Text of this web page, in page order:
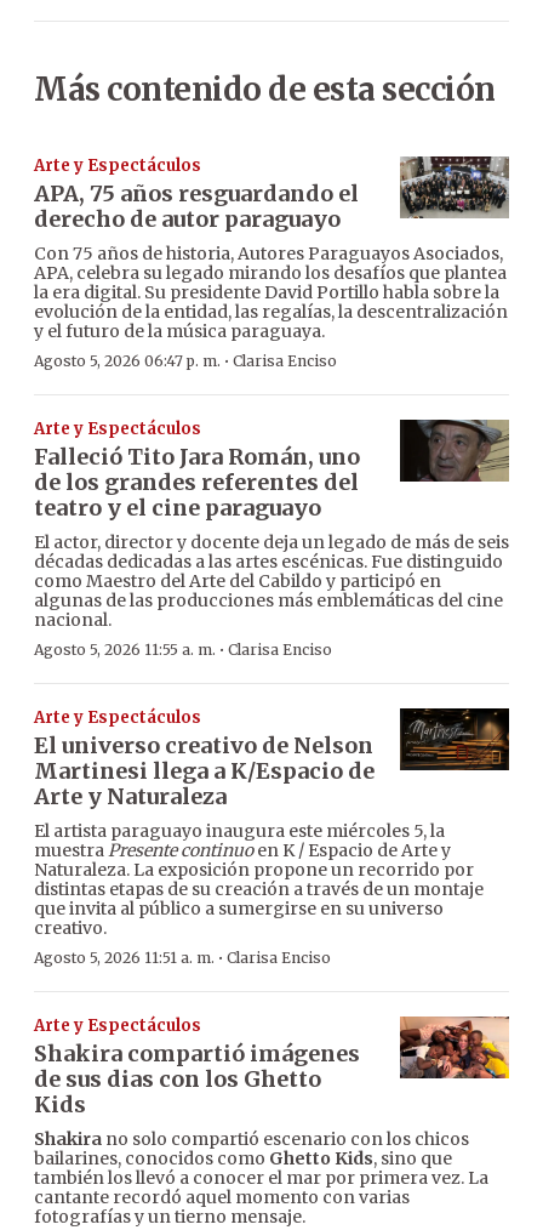
Más contenido de esta sección
Arte y Espectáculos
APA, 75 años resguardando el
derecho de autor paraguayo
Con 75 años de historia, Autores Paraguayos Asociados,
APA, celebra su legado mirando los desafíos que plantea
la era digital. Su presidente David Portillo habla sobre la
evolución de la entidad, las regalías, la descentralización
y el futuro de la música paraguaya.
Agosto 5, 2026 06:47 p. m. · Clarisa Enciso
Arte y Espectáculos
Falleció Tito Jara Román, uno
de los grandes referentes del
teatro y el cine paraguayo
El actor, director y docente deja un legado de más de seis
décadas dedicadas a las artes escénicas. Fue distinguido
como Maestro del Arte del Cabildo y participó en
algunas de las producciones más emblemáticas del cine
nacional.
Agosto 5, 2026 11:55 a. m. · Clarisa Enciso
Arte y Espectáculos
El universo creativo de Nelson
Martinesi llega a K/Espacio de
Arte y Naturaleza
El artista paraguayo inaugura este miércoles 5, la
muestraPresente continuoen K / Espacio de Arte y
Naturaleza. La exposición propone un recorrido por
distintas etapas de su creación a través de un montaje
que invita al público a sumergirse en su universo
creativo.
Agosto 5, 2026 11:51 a. m. · Clarisa Enciso
Arte y Espectáculos
Shakira compartió imágenes
de sus dias con los Ghetto
Kids
Shakira no solo compartió escenario con los chicos
bailarines, conocidos como Ghetto Kids, sino que
también los llevó a conocer el mar por primera vez. La
cantante recordó aquel momento con varias
fotografías y un tierno mensaje.